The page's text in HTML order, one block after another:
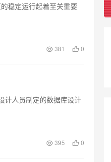
稳定运行起着至关重要
381 0
人员制定的数据库设计
395 0